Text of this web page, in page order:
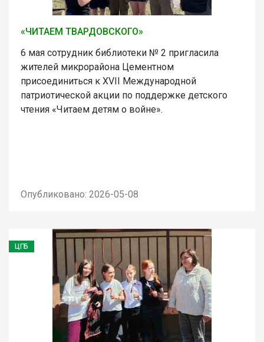
«ЧИТАЕМ ТВАРДОВСКОГО»
6 мая сотрудник библиотеки № 2 пригласила
жителей микрорайона Цементном
присоединиться к XVII Международной
патриотической акции по поддержке детского
чтения «Читаем детям о войне».
Опубликовано: 2026-05-08
ЦГБ